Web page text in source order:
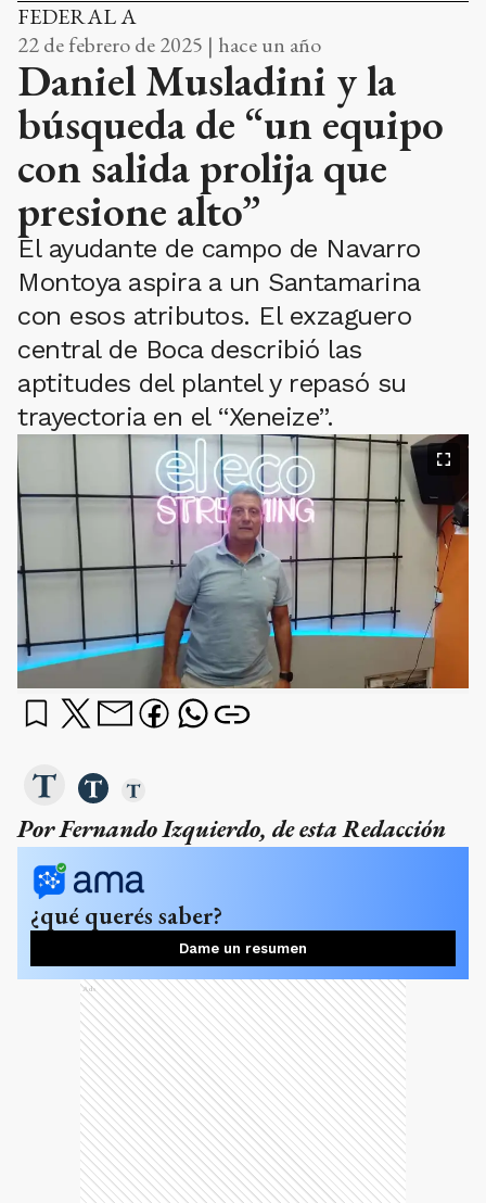
FEDERAL A
22 de febrero de 2025 | hace un año
Daniel Musladini y la
búsqueda de “un equipo
con salida prolija que
presione alto”
El ayudante de campo de Navarro
Montoya aspira a un Santamarina
con esos atributos. El exzaguero
central de Boca describió las
aptitudes del plantel y repasó su
trayectoria en el “Xeneize”.
Por Fernando Izquierdo, de esta Redacción
¿qué querés saber?
Dame un resumen
Ads